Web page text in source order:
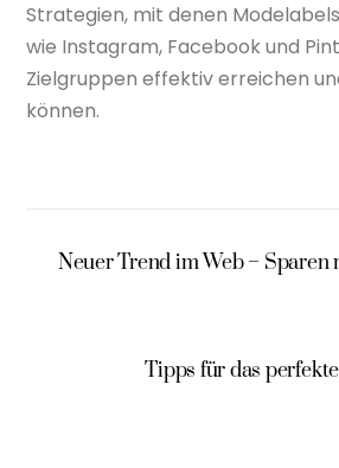
Strategien, mit denen
wie Instagram, Facebook und
Zielgruppen effektiv erreichen
können.
Neuer Trend im Web –
Tipps für das